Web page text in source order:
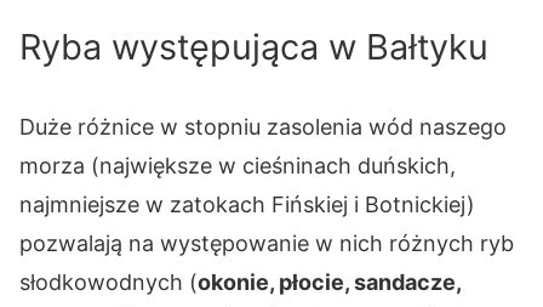
Ryba występująca w Bałtyku
Duże różnice w stopniu zasolenia wód naszego
morza (największe w cieśninach duńskich,
najmniejsze w zatokach Fińskiej i Botnickiej)
pozwalają na występowanie w nich różnych ryb
słodkowodnych (okonie, płocie, sandacze,